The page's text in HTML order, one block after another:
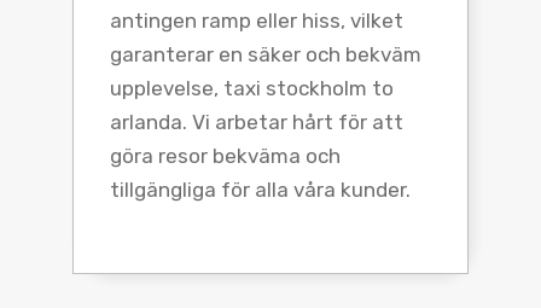
antingen ramp eller hiss, vilket
garanterar en säker och bekväm
upplevelse, taxi stockholm to
arlanda. Vi arbetar hårt för att
göra resor bekväma och
tillgängliga för alla våra kunder.